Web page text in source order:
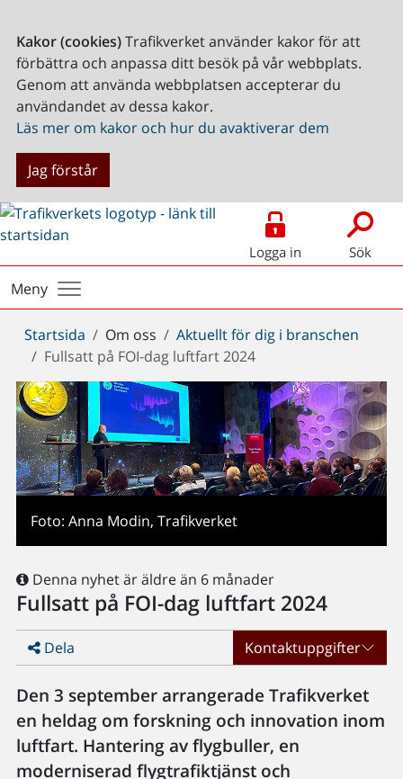
Kakor (cookies)Trafikverket använder kakor för att
förbättra och anpassa ditt besök på vår webbplats.
Genom att använda webbplatsen accepterar du
användandet av dessa kakor.
Läs mer om kakor och hur du avaktiverar dem
Jag förstår
Logga in Sök
Meny
Du
är
här:
Startsida Om oss
Aktuellt för dig i branschen
Fullsatt på FOI-dag luftfart 2024
Foto: Anna Modin, Trafikverket
Denna nyhet är äldre än 6 månader
Fullsatt på FOI-dag luftfart 2024
Dela Kontaktuppgifter
Den 3 september arrangerade Trafikverket
en heldag om forskning och innovation inom
luftfart. Hantering av flygbuller, en
moderniserad flygtrafiktjänst och